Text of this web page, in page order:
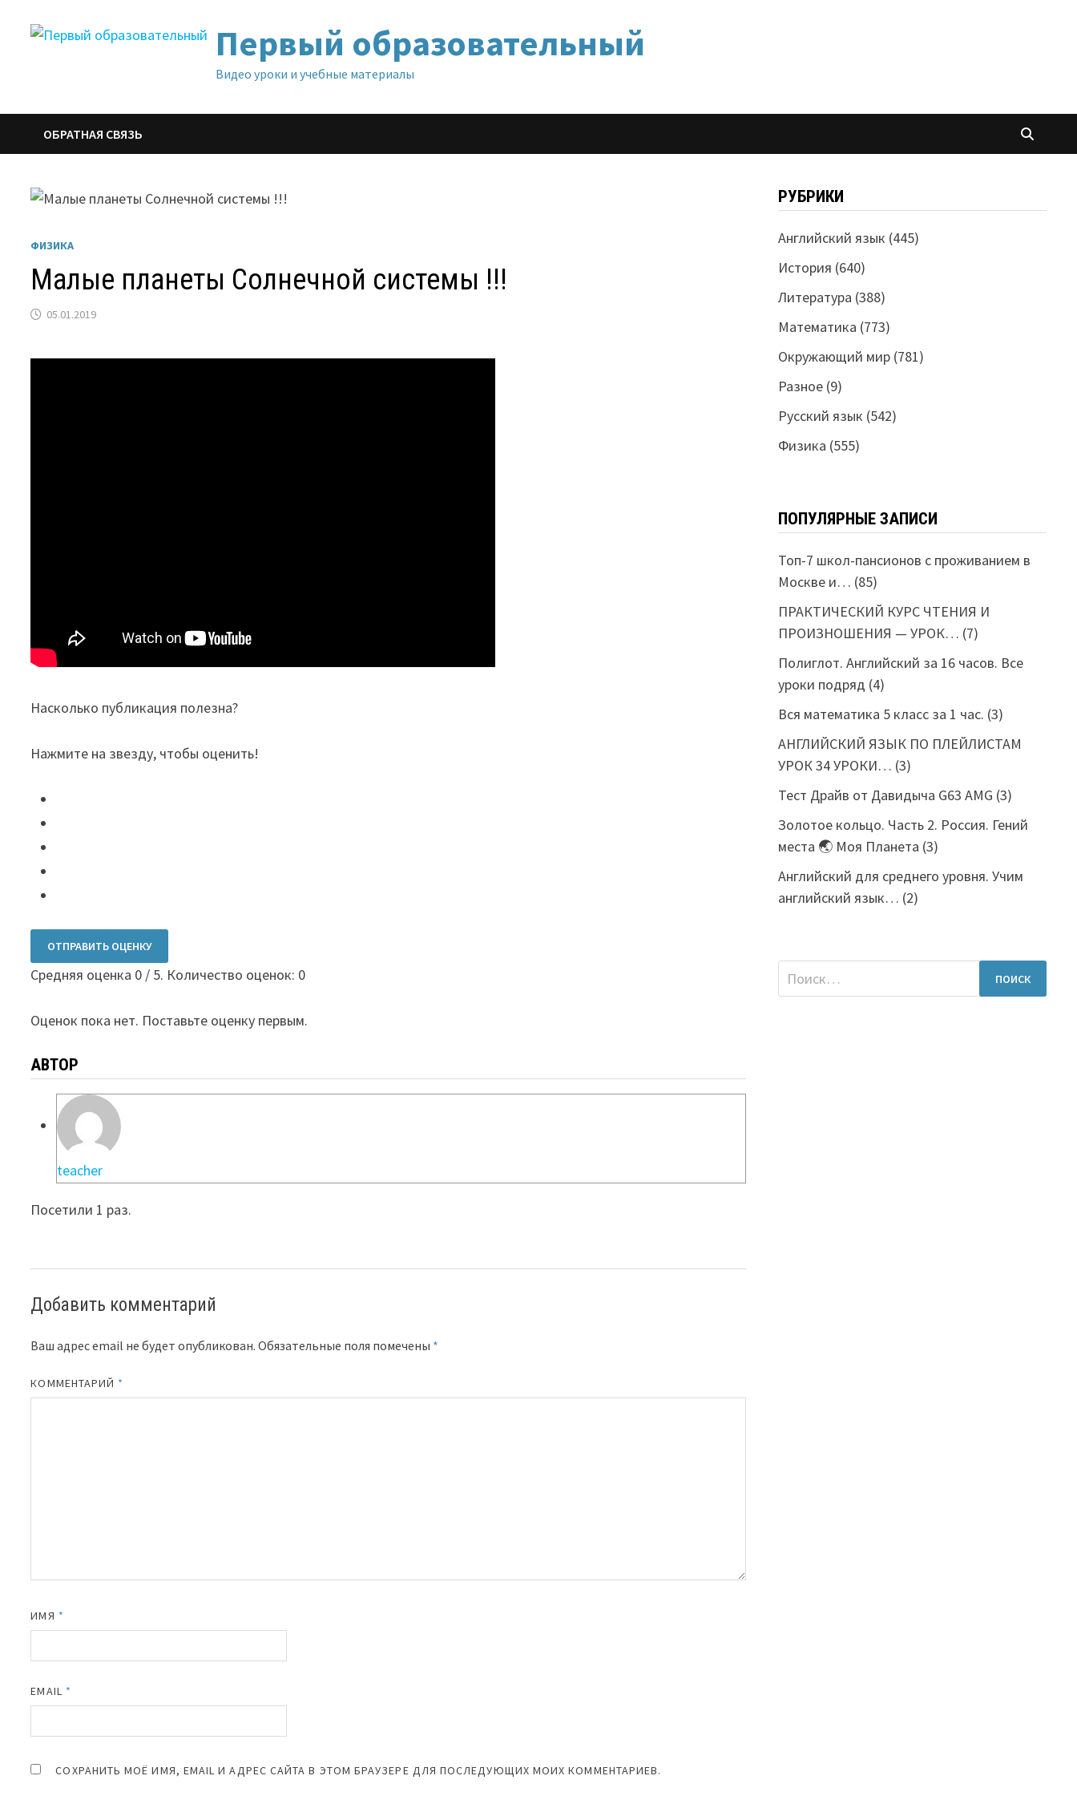
Первый образовательный
Видео уроки и учебные материалы
ОБРАТНАЯ СВЯЗЬ
ФИЗИКА
Малые планеты Солнечной системы !!!
05.01.2019
Насколько публикация полезна?
Нажмите на звезду, чтобы оценить!
ОТПРАВИТЬ ОЦЕНКУ
Средняя оценка 0 / 5. Количество оценок: 0
Оценок пока нет. Поставьте оценку первым.
АВТОР
teacher
Посетили 1 раз.
Добавить комментарий
Ваш адрес email не будет опубликован. Обязательные поля помечены *
КОММЕНТАРИЙ *
ИМЯ *
EMAIL *
СОХРАНИТЬ МОЁ ИМЯ, EMAIL И АДРЕС САЙТА В ЭТОМ БРАУЗЕРЕ ДЛЯ ПОСЛЕДУЮЩИХ МОИХ КОММЕНТАРИЕВ.
РУБРИКИ
Английский язык (445)
История (640)
Литература (388)
Математика (773)
Окружающий мир(781)
Разное(9)
Русский язык (542)
Физика (555)
ПОПУЛЯРНЫЕ ЗАПИСИ
Топ-7 школ-пансионов с проживанием в
Москве и… (85)
ПРАКТИЧЕСКИЙ КУРС ЧТЕНИЯ И
ПРОИЗНОШЕНИЯ — УРОК… (7)
Полиглот. Английский за 16 часов. Все
уроки подряд (4)
Вся математика 5 класс за 1 час. (3)
АНГЛИЙСКИЙ ЯЗЫК ПО ПЛЕЙЛИСТАМ
УРОК 34 УРОКИ… (3)
Тест Драйв от Давидыча G63 AMG (3)
Золотое кольцо. Часть 2. Россия. Гений
места 🌏 Моя Планета (3)
Английский для среднего уровня. Учим
английский язык… (2)
Найти: